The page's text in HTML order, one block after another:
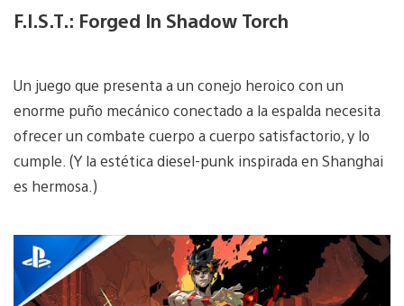
F.I.S.T.: Forged In Shadow Torch
Un juego que presenta a un conejo heroico con un
enorme puño mecánico conectado a la espalda necesita
ofrecer un combate cuerpo a cuerpo satisfactorio, y lo
cumple. (Y la estética diesel-punk inspirada en Shanghai
es hermosa.)